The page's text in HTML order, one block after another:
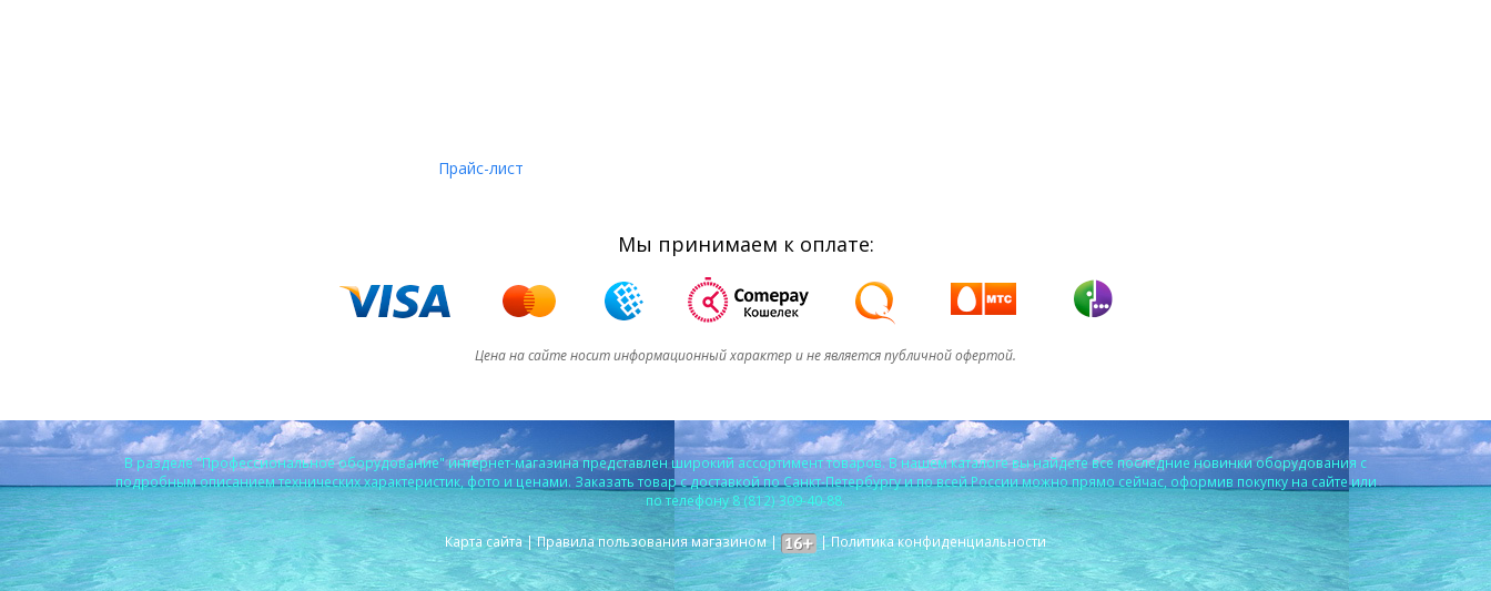
Прайс-лист
Мы принимаем к оплате:
Цена на сайте носит информационный характер и не является публичной офертой.
В разделе "Профессиональное оборудование" интернет-магазина представлен широкий ассортимент товаров. В нашем каталоге вы найдете все последние новинки оборудования с
подробным описанием технических характеристик, фото и ценами. Заказать товар с доставкой по Санкт-Петербургу и по всей России можно прямо сейчас, оформив покупку на сайте или
по телефону 8 (812) 309-40-88.
Карта сайта|Правила пользования магазином| |Политика конфиденциальности